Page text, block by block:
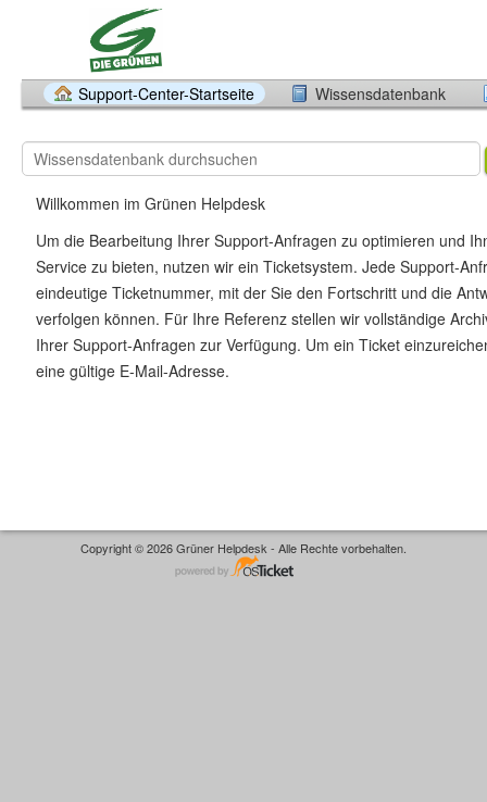
Support-Center-Startseite Wissensdatenbank
Willkommen im Grünen Helpdesk
Um die Bearbeitung Ihrer Support-Anfragen zu optimieren und
Service zu bieten, nutzen wir ein Ticketsystem. Jede Support-
eindeutige Ticketnummer, mit der Sie den Fortschritt und die
verfolgen können. Für Ihre Referenz stellen wir vollständige
Ihrer Support-Anfragen zur Verfügung. Um ein Ticket
eine gültige E-Mail-Adresse.
Copyright © 2026 Grüner Helpdesk - Alle Rechte vorbehalten.